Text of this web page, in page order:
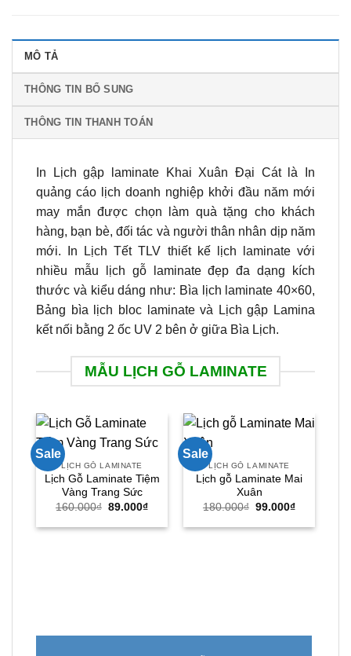
MÔ TẢ
THÔNG TIN BỔ SUNG
THÔNG TIN THANH TOÁN
In Lịch gập laminate Khai Xuân Đại Cát là In
quảng cáo lịch doanh nghiệp khởi đầu năm mới
may mắn được chọn làm quà tặng cho khách
hàng, bạn bè, đối tác và người thân nhân dịp năm
mới. In Lịch Tết TLV thiết kế lịch laminate với
nhiều mẫu lịch gỗ laminate đẹp đa dạng kích
thước và kiểu dáng như: Bìa lịch laminate 40×60,
Bảng bìa lịch bloc laminate và Lịch gập Lamina
kết nối bằng 2 ốc UV 2 bên ở giữa Bìa Lịch.
MẪU LỊCH GỖ LAMINATE
Sale
LỊCH GỖ LAMINATE
Lịch Gỗ Laminate Tiệm
Vàng Trang Sức
160.000₫ Giá
là:
89.000₫Giá
tại
Sale
LỊCH GỖ LAMINATE
Lịch gỗ Laminate Mai
Xuân
180.000₫ Giá
là:
99.000₫Giá
tại